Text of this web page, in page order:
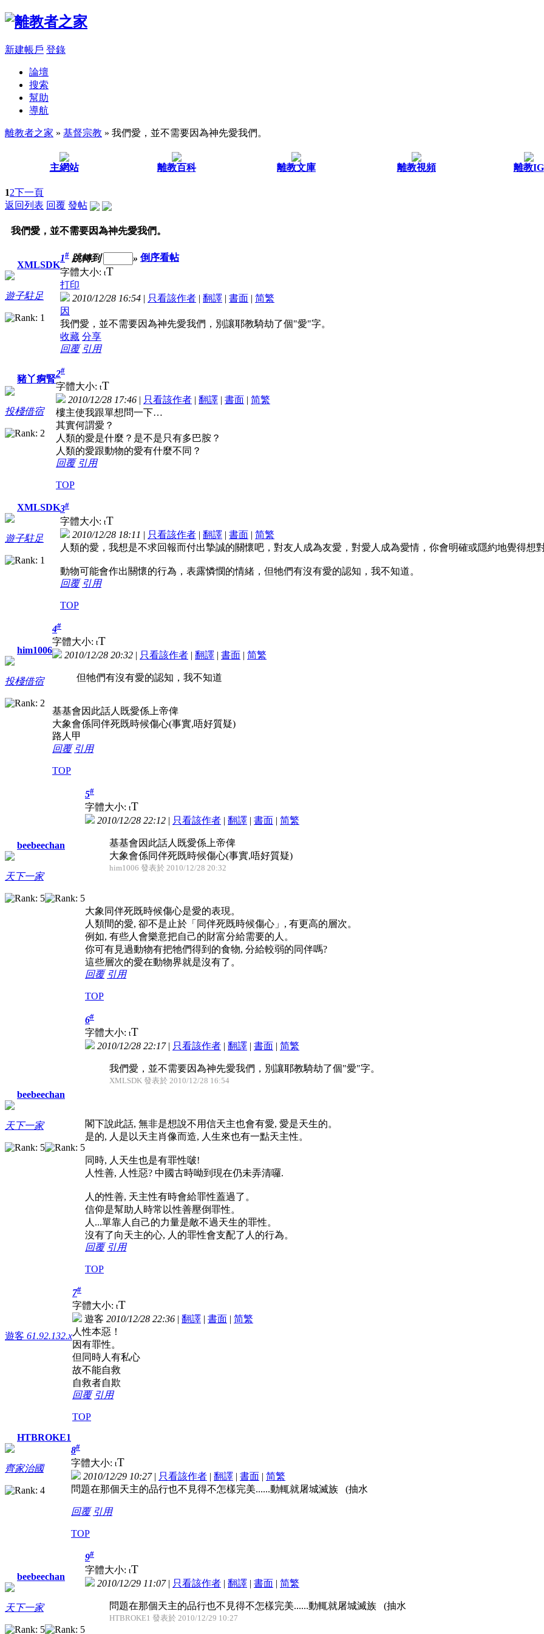
新建帳戶 登錄
論壇
搜索
幫助
導航
離教者之家 » 基督宗教 » 我們愛，並不需要因為神先愛我們。
主網站 離教百科 離教文庫 離教視頻 離教IG
12下一頁
返回列表 回覆 發帖
我們愛，並不需要因為神先愛我們。
XMLSDK
遊子駐足
1# 跳轉到 » 倒序看帖
字體大小: tT
打印
2010/12/28 16:54 | 只看該作者 | 翻譯 | 書面 | 简繁
因
我們愛，並不需要因為神先愛我們，別讓耶教騎劫了個"愛"字。
收藏 分享
回覆 引用
豬丫痾腎
投棧借宿
2#
字體大小: tT
2010/12/28 17:46 | 只看該作者 | 翻譯 | 書面 | 简繁
樓主使我跟單想問一下…
其實何謂愛？
人類的愛是什麼？是不是只有多巴胺？
人類的愛跟動物的愛有什麼不同？
回覆 引用
TOP
XMLSDK
遊子駐足
3#
字體大小: tT
2010/12/28 18:11 | 只看該作者 | 翻譯 | 書面 | 简繁
人類的愛，我想是不求回報而付出摯誠的關懷吧，對友人成為友愛，對愛人成為愛情，你會明確或隱約地覺得想
動物可能會作出關懷的行為，表露憐憫的情緒，但牠們有沒有愛的認知，我不知道。
回覆 引用
TOP
him1006
投棧借宿
4#
字體大小: tT
2010/12/28 20:32 | 只看該作者 | 翻譯 | 書面 | 简繁
但牠們有沒有愛的認知，我不知道
基基會因此話人既愛係上帝俾
大象會係同伴死既時候傷心(事實,唔好質疑)
路人甲
回覆 引用
TOP
beebeechan
天下一家
5#
字體大小: tT
2010/12/28 22:12 | 只看該作者 | 翻譯 | 書面 | 简繁
基基會因此話人既愛係上帝俾
大象會係同伴死既時候傷心(事實,唔好質疑)
him1006 發表於 2010/12/28 20:32
大象同伴死既時候傷心是愛的表現。
人類間的愛, 卻不是止於「同伴死既時候傷心」, 有更高的層次。
例如, 有些人會樂意把自己的財富分給需要的人。
你可有見過動物有把牠們得到的食物, 分給較弱的同伴嗎?
這些層次的愛在動物界就是沒有了。
回覆 引用
TOP
beebeechan
天下一家
6#
字體大小: tT
2010/12/28 22:17| 只看該作者 | 翻譯 | 書面 | 简繁
我們愛，並不需要因為神先愛我們，別讓耶教騎劫了個"愛"字。
XMLSDK 發表於 2010/12/28 16:54
閣下說此話, 無非是想說不用信天主也會有愛, 愛是天生的。
是的, 人是以天主肖像而造, 人生來也有一點天主性。
同時, 人天生也是有罪性啵!
人性善, 人性惡? 中國古時呦到現在仍未弄清囉.
人的性善, 天主性有時會給罪性蓋過了。
信仰是幫助人時常以性善壓倒罪性。
人...單靠人自己的力量是敵不過天生的罪性。
沒有了向天主的心, 人的罪性會支配了人的行為。
回覆 引用
TOP
遊客 61.92.132.x
7#
字體大小: tT
遊客 2010/12/28 22:36 | 翻譯 | 書面 | 简繁
人性本惡！
因有罪性。
但同時人有私心
故不能自救
自救者自欺
回覆 引用
TOP
HTBROKE1
齊家治國
8#
字體大小: tT
2010/12/29 10:27| 只看該作者 | 翻譯 | 書面 | 简繁
問題在那個天主的品行也不見得不怎樣完美......動輒就屠城滅族 (抽水
回覆 引用
TOP
beebeechan
天下一家
9#
字體大小: tT
2010/12/29 11:07| 只看該作者 | 翻譯 | 書面 | 简繁
問題在那個天主的品行也不見得不怎樣完美......動輒就屠城滅族 (抽水
HTBROKE1 發表於 2010/12/29 10:27